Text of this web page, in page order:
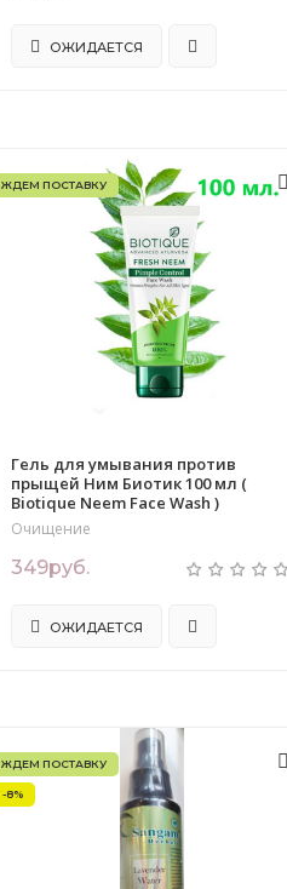
ОЖИДАЕТСЯ
ЖДЕМ ПОСТАВКУ
Гель для умывания против
прыщей Ним Биотик 100 мл (
Biotique Neem Face Wash )
Очищение
349руб.
ОЖИДАЕТСЯ
ЖДЕМ ПОСТАВКУ
-8%